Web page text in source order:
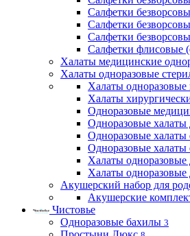
Салфетки
Салфетки
Салфетки
Салфетки флисовые
Халаты медицинские
Халаты одноразовые
Халаты одноразовые
Халаты
Одноразовые
Одноразовые халаты
Одноразовые халаты
Одноразовые халаты
Халаты одноразовые
Халаты одноразовые
Акушерский набор для
Акушерские
Чистовье
Одноразовые бахилы 3